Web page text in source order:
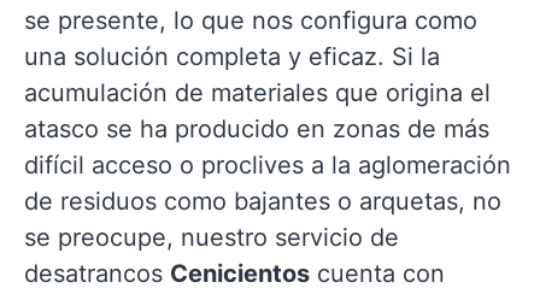
se presente, lo que nos configura como
una solución completa y eficaz. Si la
acumulación de materiales que origina el
atasco se ha producido en zonas de más
difícil acceso o proclives a la aglomeración
de residuos como bajantes o arquetas, no
se preocupe, nuestro servicio de
desatrancos Cenicientos cuenta con